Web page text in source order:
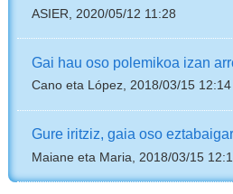
ASIER, 2020/05/12 11:28
Gai hau oso polemikoa izan
Cano eta López, 2018/03/15 12:14
Gure iritziz, gaia oso
Maiane eta Maria, 2018/03/15